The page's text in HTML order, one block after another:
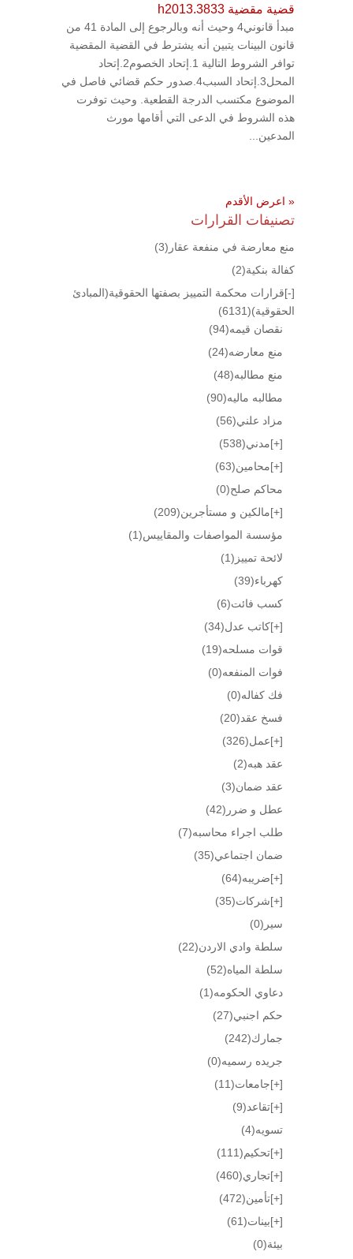
قضية مقضية h2013.3833
مبدأ قانوني4 وحيث أنه وبالرجوع إلى المادة 41 من
قانون البينات يتبين أنه يشترط في القضية المقضية
توافر الشروط التالية 1.إتحاد الخصوم2.إتحاد
المحل3.إتحاد السبب4.صدور حكم قضائي فاصل في
الموضوع مكتسب الدرجة القطعية. وحيث توفرت
هذه الشروط في الدعى التي أقامها مورث
المدعين...
« اعرض الأقدم
تصنيفات القرارات
منع معارضة في منفعة عقار (3)
كفالة بنكية(2)
[-]قرارات محكمة التمييز بصفتها الحقوقية(المبادئ
الحقوقية)(6131)
نقصان قيمه(94)
منع معارضه(24)
منع مطالبه(48)
مطالبه ماليه(90)
مزاد علني(56)
[+]مدني(538)
[+]محامين(63)
محاكم صلح(0)
[+]مالكين و مستأجرين(209)
مؤسسة المواصفات والمقاييس(1)
لائحة تمييز (1)
كهرباء(39)
كسب فائت(6)
[+]كاتب عدل(34)
قوات مسلحه(19)
فوات المنفعه(0)
فك كفاله(0)
فسخ عقد(20)
[+]عمل(326)
عقد هبه(2)
عقد ضمان(3)
عطل و ضرر (42)
طلب اجراء محاسبه(7)
ضمان اجتماعي(35)
[+]ضريبه(64)
[+]شركات(35)
سير (0)
سلطة وادي الاردن(22)
سلطة المياه(52)
دعاوي الحكومه(1)
حكم اجنبي(27)
جمارك(242)
جريده رسميه(0)
[+]جامعات(11)
[+]تقاعد(9)
تسويه(4)
[+]تحكيم(111)
[+]تجاري(460)
[+]تأمين(472)
[+]بينات(61)
بيئة(0)